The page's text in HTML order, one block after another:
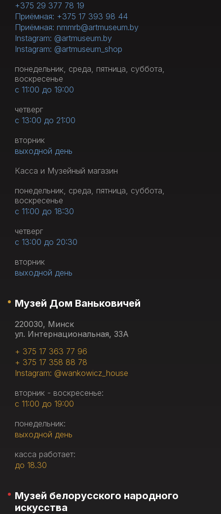
+375 29 377 78 19
Приёмная: +375 17 393 98 44
Приёмная: nmmrb@artmuseum.by
Instagram: @artmuseum.by
Instagram: @artmuseum_shop
понедельник, среда, пятница, суббота,
воскресенье
с 11:00 до 19:00
четверг
с 13:00 до 21:00
вторник
выходной день
Касса и Музейный магазин
понедельник, среда, пятница, суббота,
воскресенье
с 11:00 до 18:30
четверг
с 13:00 до 20:30
вторник
выходной день
Музей Дом Ваньковичей
220030, Минск
ул. Интернациональная, 33А
+ 375 17 363 77 96
+ 375 17 358 88 78
Instagram: @wankowicz_house
вторник - воскресенье:
с 11:00 до 19:00
понедельник:
выходной день
касса работает:
до 18.30
Музей белорусского народного
искусства